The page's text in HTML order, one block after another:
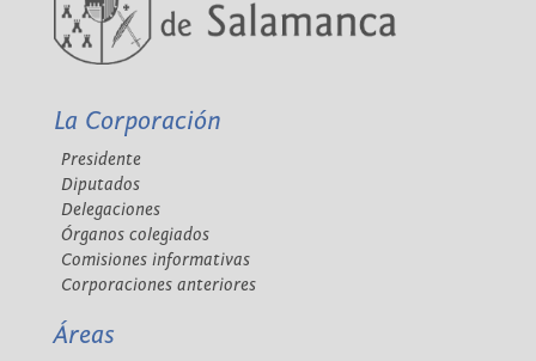
La Corporación
Presidente
Diputados
Delegaciones
Órganos colegiados
Comisiones informativas
Corporaciones anteriores
Áreas